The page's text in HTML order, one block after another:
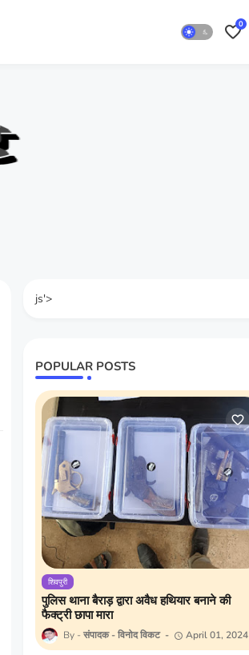
0
js'>
POPULAR POSTS
शिवपुरी
पुलिस थाना बैराड़ द्वारा अवैध हथियार बनाने की
फैक्ट्री छापा मारा
संपादक - विनोद विकट April 01, 2024